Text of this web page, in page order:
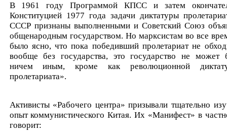
В 1961 году Программой КПСС и затем
Конституцией 1977 года задачи диктатуры
СССР признаны выполненными и Советский Союз
общенародным государством. Но марксистам во все
было ясно, что пока победивший пролетариат не
вообще без государства, это государство не может
ничем иным, кроме как революционной
пролетариата».
Активисты «Рабочего центра» призывали тщательно
опыт коммунистического Китая. Их «Манифест» в
говорит: